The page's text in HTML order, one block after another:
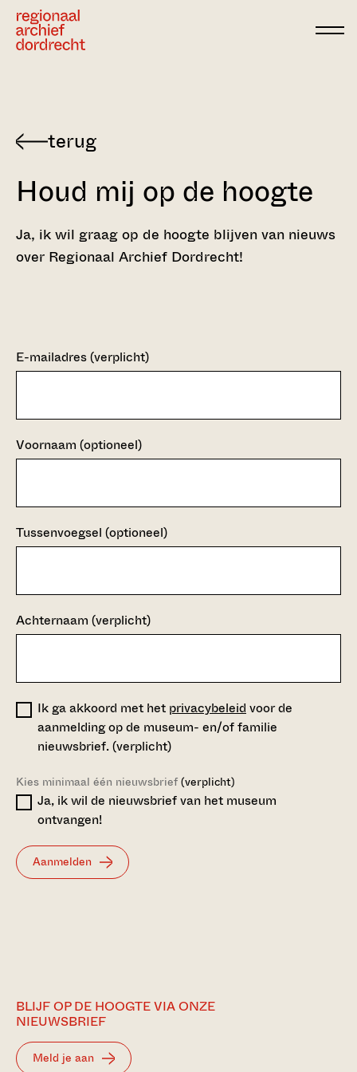
Houd mij op de hoogte
Ja, ik wil graag op de hoogte blijven van nieuws
over Regionaal Archief Dordrecht!
E-mailadres(verplicht)
Voornaam (optioneel)
Tussenvoegsel (optioneel)
Achternaam (verplicht)
Ik ga akkoord met het privacybeleid voor de
aanmelding op de museum- en/of familie
nieuwsbrief.(verplicht)
Kies minimaal één nieuwsbrief (verplicht)
Ja, ik wil de nieuwsbrief van het museum
ontvangen!
Aanmelden
BLIJF OP DE HOOGTE VIA ONZE
NIEUWSBRIEF
Meld je aan